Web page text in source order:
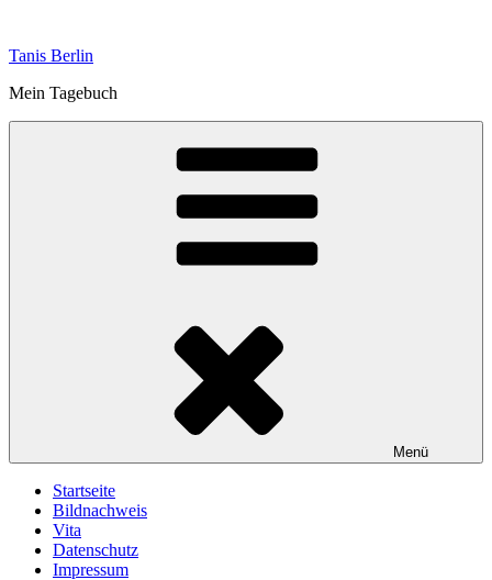
springen
Tanis Berlin
Mein Tagebuch
Menü
Startseite
Bildnachweis
Vita
Datenschutz
Impressum